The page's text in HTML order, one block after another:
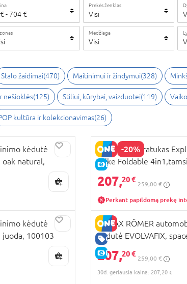
€- 704€
Prekės ženklas
Visi
Medžiaga
Visi
Stalo žaidimai(470) Maitinimui ir žindymui(328)
nešioklės(125) Stiliui, kūrybai, vaizduotei(119)
kultūra ir kolekcionavimas(26)
kėdutė
oak natural,
-20%
E-KAINA
GLOBBER triratukas
Trike Foldable
pastelinis rožinis, 732-210
207,20 €
259,00 €
Perkant papildomą prekę
kėdutė
juoda, 100103
GERA KAINA
E-KAINA
BRITAX RÖMER
kėdutė EVOLVAFIX,
2000037921/2000037945
207,20 €
259,00 €
30d. geriausia kaina: 207,20 €